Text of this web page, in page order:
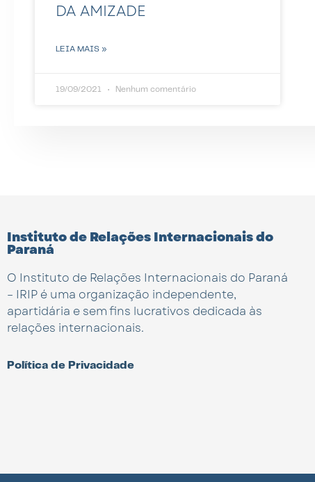
DA AMIZADE
LEIA MAIS »
19/09/2021 Nenhum comentário
Instituto de Relações Internacionais do
Paraná
O Instituto de Relações Internacionais do Paraná
– IRIP é uma organização independente,
apartidária e sem fins lucrativos dedicada às
relações internacionais.
Política de Privacidade